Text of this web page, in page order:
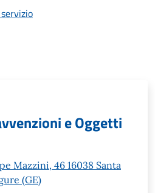
e Oggetti
Mazzini, 46 16038 Santa
(GE)